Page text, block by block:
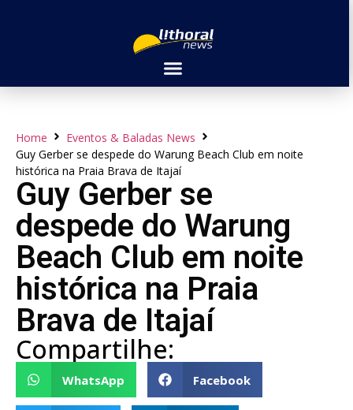
Home
Eventos & Baladas News
Guy Gerber se despede do Warung Beach Club em noite
histórica na Praia Brava de Itajaí
Guy Gerber se
despede do Warung
Beach Club em noite
histórica na Praia
Brava de Itajaí
Compartilhe:
WhatsApp Facebook